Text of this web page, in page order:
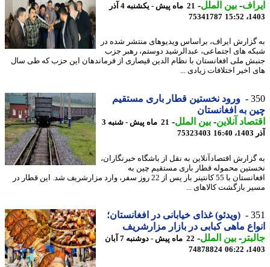
-بین الملل-
21 ماه پیش - یکشنبه 4 آذر
75341787
ایراف، براساس ویدیوهای منتشر شده در
های اجتماعی، عبدالرشید دوستم، رهبر جزب
ملی افغانستان با نظام الدین قیصاری از فرماندهان این حزب که طی سال
اخیر اختلافات زیادی ...
ورود نخستین قطار باری مستقیم
به افغانستان
آنلاین-بین الملل-
21 ماه پیش - شنبه 3
75323403
اقتصادآنلاین به نقل از باشگاه خبرنگاران،
محموله قطار باری مستقیم چین به
افغانستان با 55 کانتینر بار پس از 22 روز سفر، وارد مزارشریف شد. این قطار در
بازگشت کالاهای ...
(ویدئو) غذای خیابانی در افغانستان؛
ماهی کبابی در بازار مزارشریف
-بین الملل-
22 ماه پیش - دوشنبه 7 آبان
74878824